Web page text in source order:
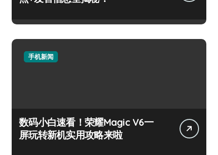
手机新闻
数码小白速看！荣耀Magic V6一
屏玩转新机实用攻略来啦